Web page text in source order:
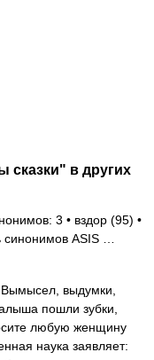
сказки" в других
3 • вздор (95) •
синонимов ASIS …
выдумки,
пошли зубки,
любую женщину
наука заявляет: